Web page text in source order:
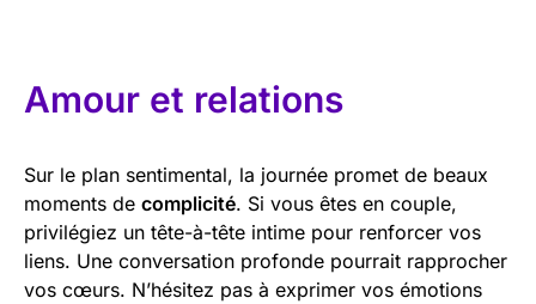
Amour et relations
Sur le plan sentimental, la journée promet de beaux
moments de complicité. Si vous êtes en couple,
privilégiez un tête-à-tête intime pour renforcer vos
liens. Une conversation profonde pourrait rapprocher
vos cœurs. N’hésitez pas à exprimer vos émotions